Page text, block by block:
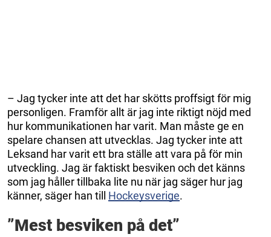
– Jag tycker inte att det har skötts proffsigt för mig
personligen. Framför allt är jag inte riktigt nöjd med
hur kommunikationen har varit. Man måste ge en
spelare chansen att utvecklas. Jag tycker inte att
Leksand har varit ett bra ställe att vara på för min
utveckling. Jag är faktiskt besviken och det känns
som jag håller tillbaka lite nu när jag säger hur jag
känner, säger han till Hockeysverige.
”Mest besviken på det”